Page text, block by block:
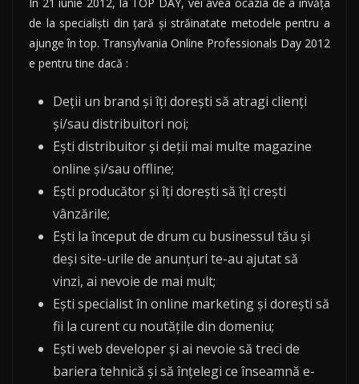
de la specialiști din țară și străinatate metodele pentru a
ajunge în top. Transylvania Online Professionals Day 2012
e pentru tine dacă :
Deții un brand și îți dorești să atragi clienți
și/sau distribuitori noi;
Ești distribuitor și deții mai multe magazine
online și/sau offline;
Ești producător și îți dorești să îți crești
vânzările;
Ești la început de drum cu businessul tău și
deși site-urile de anunțuri te-au ajutat să
vinzi, ai nevoie de mai mult;
Ești specialist în online marketing și dorești să
fii la curent cu noutățile din domeniu;
Ești web developer și ai nevoie să treci de
bariera tehnică și să înțelegi ce înseamnă e-